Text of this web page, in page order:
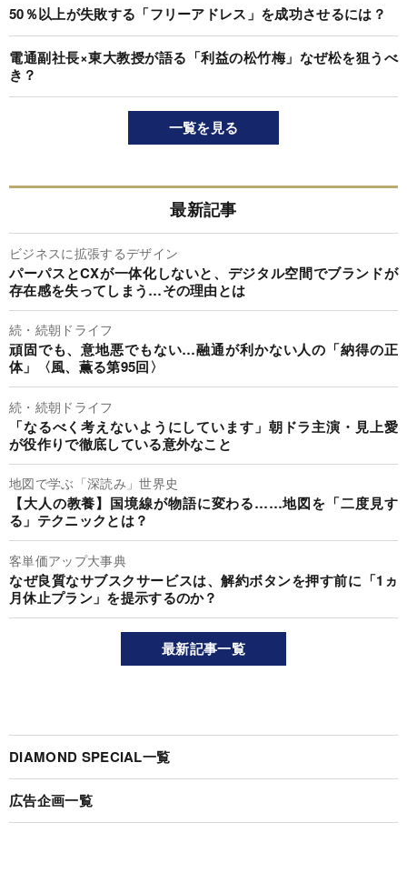
50％以上が失敗する「フリーアドレス」を成功させるには？
電通副社長×東大教授が語る「利益の松竹梅」なぜ松を狙うべ
き？
一覧を見る
最新記事
ビジネスに拡張するデザイン
パーパスとCXが一体化しないと、デジタル空間でブランドが
存在感を失ってしまう…その理由とは
続・続朝ドライフ
頑固でも、意地悪でもない…融通が利かない人の「納得の正
体」〈風、薫る第95回〉
続・続朝ドライフ
「なるべく考えないようにしています」朝ドラ主演・見上愛
が役作りで徹底している意外なこと
地図で学ぶ「深読み」世界史
【大人の教養】国境線が物語に変わる……地図を「二度見す
る」テクニックとは？
客単価アップ大事典
なぜ良質なサブスクサービスは、解約ボタンを押す前に「1ヵ
月休止プラン」を提示するのか？
最新記事一覧
DIAMOND SPECIAL一覧
広告企画一覧